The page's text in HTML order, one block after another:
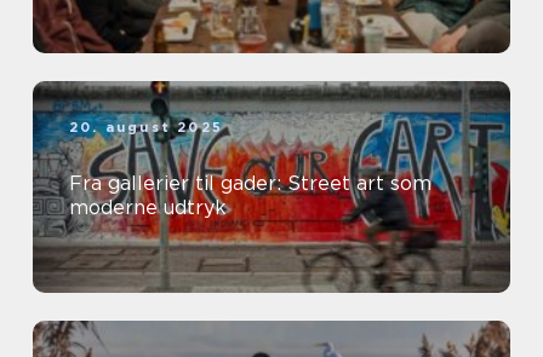
20. august 2025
Fra gallerier til gader: Street art som
moderne udtryk